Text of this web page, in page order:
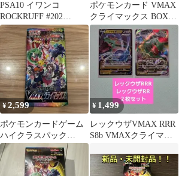
PSA10 イワンコ
ROCKRUFF #202
VMAXクライマックス
S8b CHR
ポケモンカード VMAX
クライマックス BOX
シュリンク付き
¥2,599
ポケモンカードゲーム
ハイクラスパック
VMAXクライマックス
¥ 1,499
レックウザVMAX RRR
S8b VMAXクライマッ